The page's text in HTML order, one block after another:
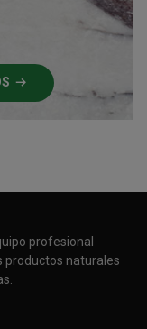
profesional
productos naturales